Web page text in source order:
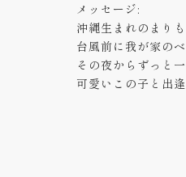
メッセージ:
沖縄生まれのまりも
台風前に我が家の
その夜からずっと
可愛いこの子と出